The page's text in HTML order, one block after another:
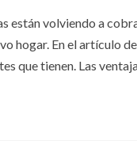
están volviendo a
hogar. En el artículo
que tienen. Las